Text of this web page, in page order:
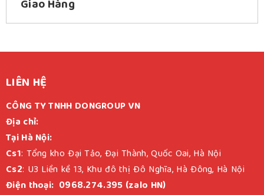
Giao Hàng
LIÊN HỆ
CÔNG TY TNHH DONGROUP VN
Địa chỉ:
Tại Hà Nội:
Cs1: Tổng kho Đại Tảo, Đại Thành, Quốc Oai, Hà Nội
Cs2: U3 Liền kề 13, Khu đô thị Đô Nghĩa, Hà Đông, Hà Nội
Điện thoại: 0968.274.395 (zalo HN)